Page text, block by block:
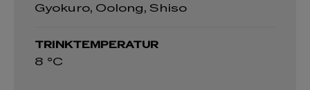
Gyokuro, Oolong, Shiso
TRINKTEMPERATUR
8 °C